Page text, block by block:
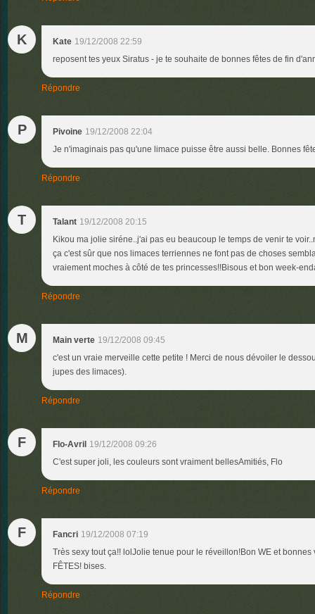
K Kate 19/12/2008 22:59
reposent tes yeux Siratus - je te souhaite de bonnes fêtes de fin
Répondre
P Pivoine 19/12/2008 22:04
Je n'imaginais pas qu'une limace puisse être aussi belle. Bonnes
Répondre
T Talant 19/12/2008 20:15
Kikou ma jolie siréne..j'ai pas eu beaucoup le temps de venir te
ça c'est sûr que nos limaces terriennes ne font pas de choses
vraiement moches à côté de tes princesses!!Bisous et bon week-
Répondre
M Main verte 19/12/2008 09:45
c'est un vraie merveille cette petite ! Merci de nous dévoiler le
jupes des limaces).
Répondre
F Flo-Avril 19/12/2008 09:26
C'est super joli, les couleurs sont vraiment bellesAmitiés, Flo
Répondre
F Fancri 19/12/2008 07:19
Très sexy tout ça!! lolJolie tenue pour le réveillon!Bon WE et bonnes
FÊTES! bises.
Répondre